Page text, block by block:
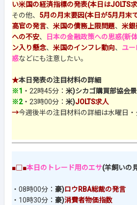
い米国の経済指標の発表(本日はJOLTS
その他、 5月の月末要因(本日が5月月末
高官の発言、 米国の債務上限問題、 米銀
への不安、 日本の金融政策への思惑(新
ン入り懸念、 米国のインフレ動向、 ユ
惑などにも注意したい。
★本日発表の注目材料の詳細
※1 ・22時45分： 米)シカゴ購買部協会
※2・23時00分： 米)JOLTS求人
→今週後半の注目材料の詳細は水曜日
■□■本日のトレード用のエサ(羊飼いの
・08時00分： 豪)ロウRBA総裁の発言
・10時30分： 豪)消費者物価指数